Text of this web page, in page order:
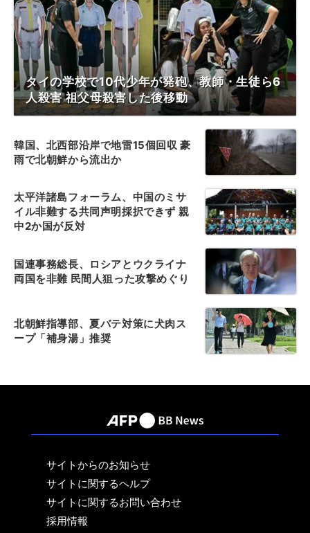
タイの学校で10代少年が発砲、教師・生徒ら6
人殺害 祖父母殺害した後移動
韓国、北西部沿岸で地雷15個回収 豪
雨で北朝鮮から流出か
太平洋諸島フォーラム、中国のミサ
イル非難する共同声明採択できず 親
中2か国が反対
国連事務総長、ロシアとウクライナ
両国を非難 民間人狙った攻撃めぐり
北朝鮮指導部、夏バテ対策に犬肉ス
ープ「補身湯」推奨
サイトからのお知らせ
サイトに関するヘルプ
サイトに関するお問い合わせ
採用情報